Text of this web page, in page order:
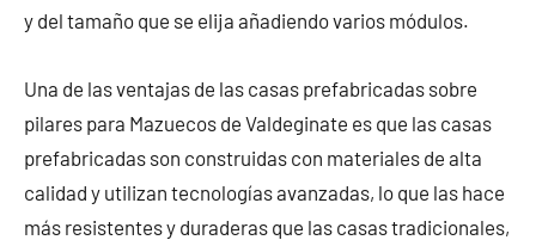
y del tamaño que se elija añadiendo varios módulos.
Una de las ventajas de las casas prefabricadas sobre
pilares para Mazuecos de Valdeginate es que las casas
prefabricadas son construidas con materiales de alta
calidad y utilizan tecnologías avanzadas, lo que las hace
más resistentes y duraderas que las casas tradicionales,